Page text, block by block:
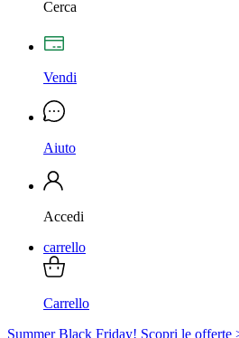
Cerca
Vendi
Aiuto
Accedi
carrello
Carrello
Summer Black Friday! Scopri le offerte